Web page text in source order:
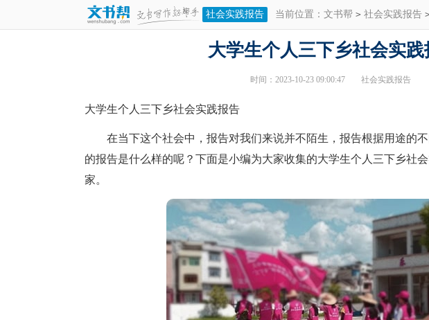
社会实践报告 当前位置： 文书帮 > 社会实践报告 >
大学生个人三下乡社会实践
时间：2023-10-23 09:00:47 社会实践报告
大学生个人三下乡社会实践报告
在当下这个社会中，报告对我们来说并不陌生，报告根据用途的不
的报告是什么样的呢？下面是小编为大家收集的大学生个人三下乡社
家。